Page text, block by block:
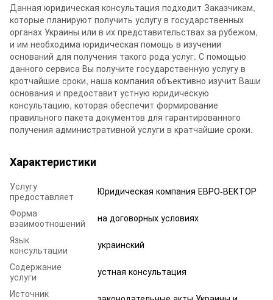
Данная юридическая консультация подходит Заказчикам,
которые планируют получить услугу в государственных
органах Украины или в их представительствах за рубежом,
и им необходима юридическая помощь в изучении
оснований для получения такого рода услуг. С помощью
данного сервиса Вы получите государственную услугу в
кротчайшие сроки, наша компания объективно изучит Ваши
основания и предоставит устную юридическую
консультацию, которая обеспечит формирование
правильного пакета документов для гарантированного
получения административной услуги в кратчайшие сроки.
Характеристики
Услугу
предоставляет
Юридическая компания ЕВРО-ВЕКТОР
Форма
взаимоотношений
на договорных условиях
Язык
консультации
украинский
Содержание
услуги
устная консультация
Источник